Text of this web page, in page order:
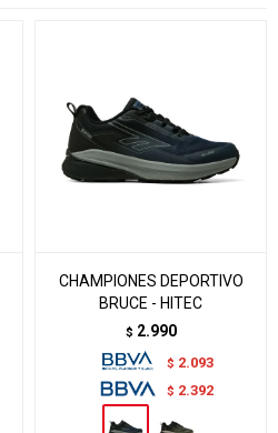
CHAMPIONES DEPORTIVO
BRUCE - HITEC
$ 2.990
$ 2.093
$ 2.392